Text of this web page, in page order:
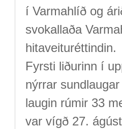
í Varmahlíð og
svokallaða
hitaveituréttindin.
Fyrsti liðurinn í
nýrrar
laugin rúmir 33
var vígð 27.